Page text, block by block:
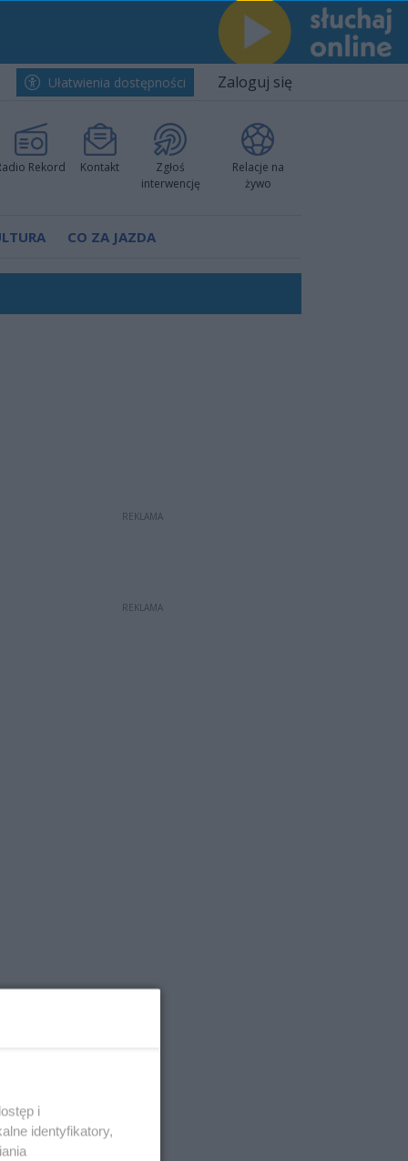
Ułatwienia dostępności Zaloguj się
Rekord Kontakt
Zgłoś
interwencję
Relacje na
żywo
CO ZA JAZDA
REKLAMA
REKLAMA
i
identyfikatory,